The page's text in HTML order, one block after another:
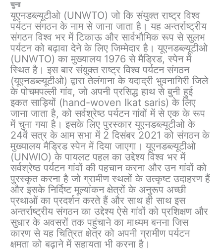
चुना
यूएनडब्ल्यूटीओ (UNWTO) जो कि संयुक्त राष्ट्र विश्व
पर्यटन संगठन के नाम से जाना जाता है। यह अन्तर्राष्ट्रीय
संगठन विश्व भर में टिकाऊ और सार्वभौमिक रूप से सुलभ
पर्यटन को बढ़ावा देने के लिए जिम्मेदार है। यूएनडब्ल्यूटीओ
(UNWTO) का मुख्यालय 1976 से मैड्रिड, स्पेन में
स्थित है। इस बार संयुक्त राष्ट्र विश्व पर्यटन संगठन
(यूएनडब्ल्यूटीओ) द्वारा तेलंगाना के यदाद्री भुवनागिरी जिले
के पोचमपल्ली गांव, जो अपनी प्रसिद्ध हाथ से बुनी हुई
इकत साड़ियों (hand-woven Ikat saris) के लिए
जाना जाता है, को सर्वश्रेष्ठ पर्यटन गांवों में से एक के रूप
में चुना गया है। इसके लिए पुरस्कार यूएनडब्ल्यूटीओ के
24वें सत्र के आम सभा में 2 दिसंबर 2021 को संगठन के
मुख्यालय मैड्रिड स्पेन में दिया जाएगा। यूएनडब्ल्यूटीओ
(UNWIO) के पायलट पहल का उद्देश्य विश्व भर में
सर्वश्रेष्ठ पर्यटन गांवों की पहचान करना और उन गांवों को
पुरस्कृत करना है जो ग्रामीण स्थलों के उत्कृष्ट उदाहरण हैं
और इसके निर्दिष्ट मूल्यांकन क्षेत्रों के अनुरूप अच्छी
प्रथाओं का प्रदर्शन करते हैं और साथ ही साथ इस
अन्तर्राष्ट्रीय संगठन का उद्देश्य ऐसे गांवों को प्रशिक्षण और
सुधार के अवसरों तक पहुंचाने का माध्यम बनना जिस
कारण से यह चित्रित क्षेत्र को अपनी ग्रामीण पर्यटन
क्षमता को बढ़ाने में सहायता भी करना है।